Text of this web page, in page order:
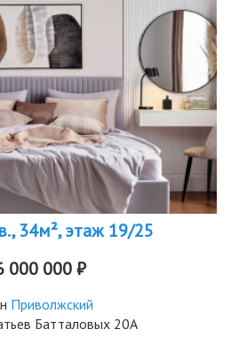
34м², этаж 19/25
000 000 ₽
Приволжский
Батталовых 20А